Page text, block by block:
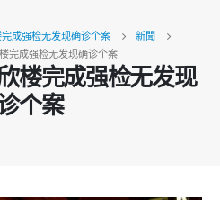
成强检无发现确诊个案
新聞
完成强检无发现确诊个案
楼完成强检无发现
个案